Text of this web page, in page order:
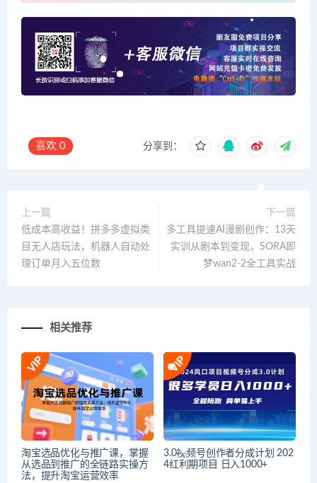
喜欢 0 分享到：
上一篇
低成本高收益！拼多多虚拟类
目无人店玩法，机器人自动处
理订单月入五位数
下一篇
多工具提速AI漫剧创作：13天
实训从剧本到变现，SORA即
梦wan2-2全工具实战
相关推荐
淘宝选品优化与推广课，掌握
从选品到推广的全链路实操方
法，提升淘宝运营效率
3.0视频号创作者分成计划 202
4红利期项目 日入1000+